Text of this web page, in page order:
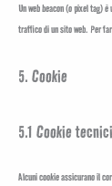
Un web beacon (o pixel tag)
traffico di un sito web. Per
5. Cookie
5.1 Cookie
Alcuni cookie assicurano il